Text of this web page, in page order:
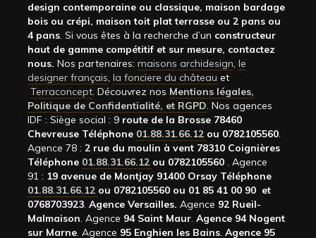
design contemporaine ou classique, maison bardage
bois ou crépi, maison toit plat terrasse ou 2 pans ou
4 pans. Si vous êtes à la recherche d’un constructeur
haut de gamme compétitif et sur mesure, contactez
nous. Nos partenaires: maisons archidesign, le
designer français, la fonciere du château et
Terraconcept. Découvrez nos Mentions légales,
Politique de Confidentialité, et RGPD. Nos agences
IDF : Siège social : 9 route de la Brosse 78460
Chevreuse Téléphone 01.88.31.66.12 ou 0782105560.
Agence 78 : 2 rue du moulin à vent 78310 Coignières
Téléphone 01.88.31.66.12 ou 0782105560 . Agence
91 : 19 avenue de Montjay 91400 Orsay Téléphone
01.88.31.66.12 ou 0782105560 ou 01 85 41 00 90 et
0768703923. Agence Versailles. Agence 92 Rueil-
Malmaison. Agence 94 Saint Maur. Agence 94 Nogent
sur Marne. Agence 95 Enghien les Bains. Agence 95